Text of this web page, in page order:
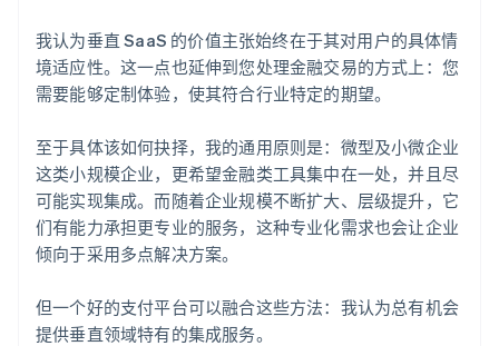
我认为垂直 SaaS 的价值主张始终在于其对用户的具体情
境适应性。这一点也延伸到您处理金融交易的方式上：您
需要能够定制体验，使其符合行业特定的期望。
至于具体该如何抉择，我的通用原则是：微型及小微企业
这类小规模企业，更希望金融类工具集中在一处，并且尽
可能实现集成。而随着企业规模不断扩大、层级提升，它
们有能力承担更专业的服务，这种专业化需求也会让企业
倾向于采用多点解决方案。
但一个好的支付平台可以融合这些方法：我认为总有机会
提供垂直领域特有的集成服务。